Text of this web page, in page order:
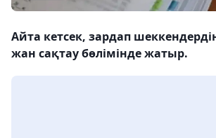
Айта кетсек, зардап
жан сақтау бөлімінде жатыр.